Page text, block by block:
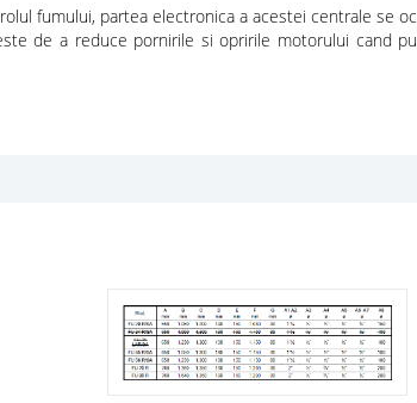
fumului, partea electronica a acestei centrale se
de a reduce pornirile si opririle motorului cand